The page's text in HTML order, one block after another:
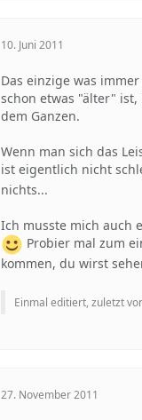
10. Juni 2011
Das einzige was
schon etwas "älter"
dem Ganzen.
Wenn man sich das
ist eigentlich nicht
nichts...
Ich musste mich auch
Probier mal zum
kommen, du wirst
Einmal editiert, zuletzt
27. November 2011